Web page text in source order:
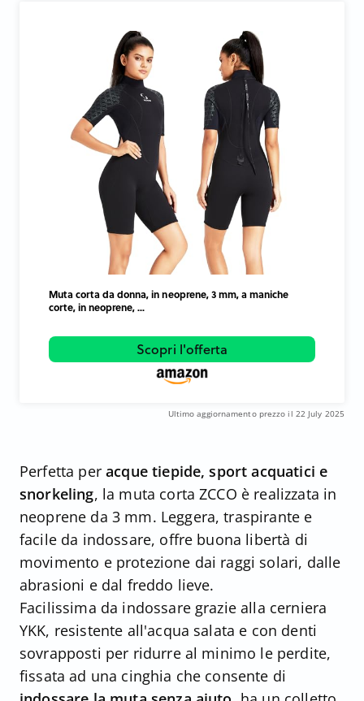
Muta corta da donna, in neoprene, 3 mm, a maniche
corte, in neoprene, ...
Scopri l'offerta
Ultimo aggiornamento prezzo il 22 July 2025
Perfetta peracque tiepide, sport acquatici e
snorkeling, la muta corta ZCCO è realizzata in
neoprene da 3 mm. Leggera, traspirante e
facile da indossare, offre buona libertà di
movimento e protezione dai raggi solari, dalle
abrasioni e dal freddo lieve.
Facilissima da indossare grazie alla cerniera
YKK, resistente all'acqua salata e con denti
sovrapposti per ridurre al minimo le perdite,
fissata ad una cinghia che consente di